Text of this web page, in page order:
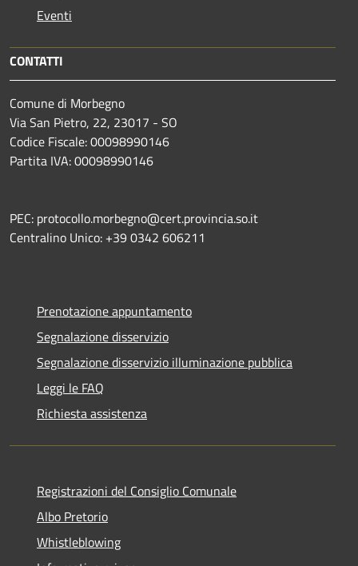
Eventi
CONTATTI
Comune di Morbegno
Via San Pietro, 22, 23017 - SO
Codice Fiscale: 00098990146
Partita IVA: 00098990146
PEC: protocollo.morbegno@cert.provincia.so.it
Centralino Unico: +39 0342 606211
Prenotazione appuntamento
Segnalazione disservizio
Segnalazione disservizio illuminazione pubblica
Leggi le FAQ
Richiesta assistenza
Registrazioni del Consiglio Comunale
Albo Pretorio
Whistleblowing